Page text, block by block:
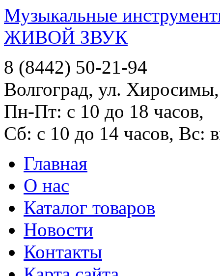
Музыкальные
ЖИВОЙ ЗВУК
8 (8442) 50-21-94
Волгоград, ул.
Пн-Пт: с 10 до 18 часов,
Сб: с 10 до 14 часов, Вс:
Главная
О нас
Каталог товаров
Новости
Контакты